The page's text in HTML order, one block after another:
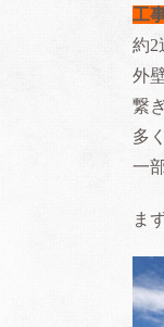
工
約2
外
繋
多
一
ま